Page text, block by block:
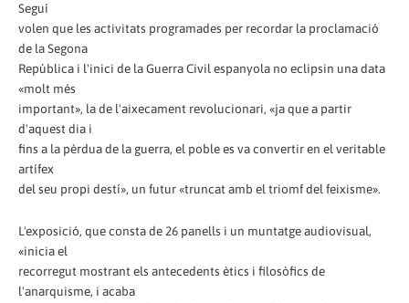
Seguí
volen que les activitats programades per recordar la proclamació
de la Segona
República i l'inici de la Guerra Civil espanyola no eclipsin una data
«molt més
important», la de l'aixecament revolucionari, «ja que a partir
d'aquest dia i
fins a la pèrdua de la guerra, el poble es va convertir en el veritable
artífex
del seu propi destí», un futur «truncat amb el triomf del feixisme».
L'exposició, que consta de 26 panells i un muntatge audiovisual,
«inicia el
recorregut mostrant els antecedents ètics i filosòfics de
l'anarquisme, i acaba